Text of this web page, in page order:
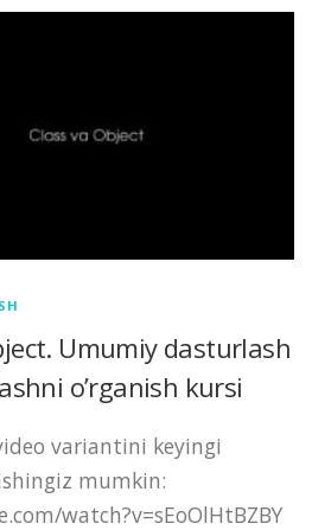
Umumiy dasturlash
o’rganish kursi
variantini keyingi
mumkin:
watch?v=sEoOlHtBZBY